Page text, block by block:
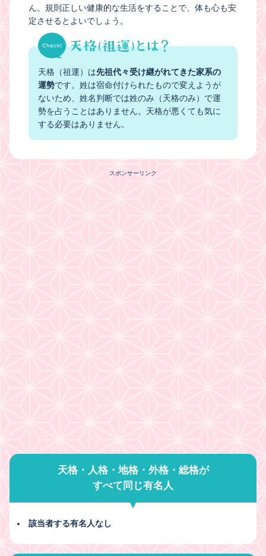
ん。規則正しい健康的な生活をすることで、体も心も安
定させるとよいでしょう。
天格（祖運）は先祖代々受け継がれてきた家系の
運勢です。姓は宿命付けられたもので変えようが
ないため、姓名判断では姓のみ（天格のみ）で運
勢を占うことはありません。天格が悪くても気に
する必要はありません。
スポンサーリンク
天格・人格・地格・外格・総格が
すべて同じ有名人
該当者する有名人なし